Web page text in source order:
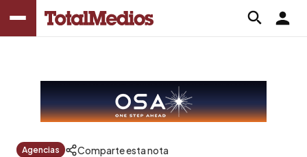
Agencias Comparte esta nota